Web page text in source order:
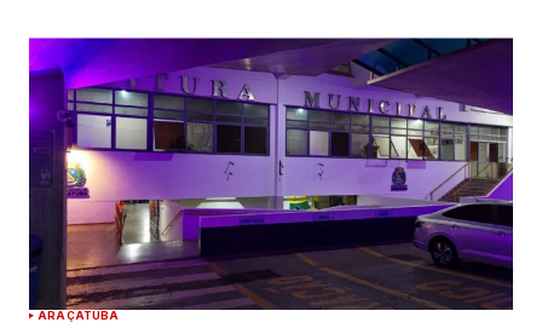
ARAÇATUBA